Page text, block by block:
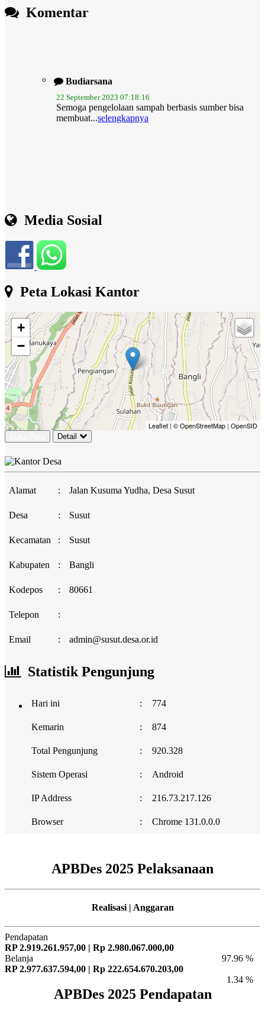
Komentar
22 September 2023 07:18:16
membuat...selengkapnya
Media Sosial
Peta Lokasi Kantor
+
−
Leaflet |© OpenStreetMap | OpenSID
Detail
Alamat : Jalan Kusuma Yudha, Desa Susut
Desa : Susut
Kecamatan : Susut
Kabupaten : Bangli
Kodepos : 80661
Telepon :
Email : admin@susut.desa.or.id
Statistik Pengunjung
Hari ini : 774
Kemarin : 874
Total Pengunjung : 920.328
Sistem Operasi : Android
IP Address : 216.73.217.126
Browser : Chrome 131.0.0.0
APBDes 2025 Pelaksanaan
Realisasi | Anggaran
Pendapatan
RP 2.919.261.957,00 | Rp 2.980.067.000,00
97.96 %
Belanja
RP 2.977.637.594,00 | Rp 222.654.670.203,00
1.34 %
APBDes 2025 Pendapatan